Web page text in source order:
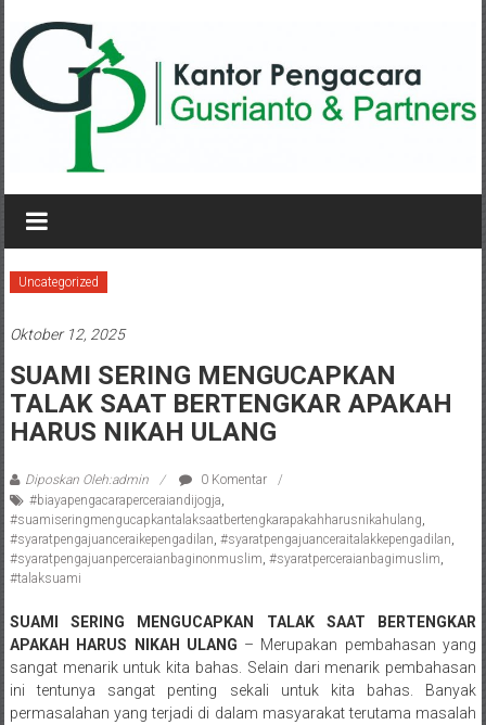
konten
KANTOR
PENGACARA
GUSRIANTO
&
PARTNERS
Kantor
Pengacara
/
Pengacara
Perceraian/
Advokat
/
Hukum
/
Konsultan
Hukum
Uncategorized
Oktober 12, 2025
SUAMI SERING MENGUCAPKAN
TALAK SAAT BERTENGKAR APAKAH
HARUS NIKAH ULANG
Diposkan Oleh:admin
0 Komentar
#biayapengacaraperceraiandijogja,
#suamiseringmengucapkantalaksaatbertengkarapakahharusnikahulang,
#syaratpengajuanceraikepengadilan, #syaratpengajuanceraitalakkepengadilan,
#syaratpengajuanperceraianbaginonmuslim, #syaratperceraianbagimuslim,
#talaksuami
SUAMI SERING MENGUCAPKAN TALAK SAAT BERTENGKAR
APAKAH HARUS NIKAH ULANG – Merupakan pembahasan yang
sangat menarik untuk kita bahas. Selain dari menarik pembahasan
ini tentunya sangat penting sekali untuk kita bahas. Banyak
permasalahan yang terjadi di dalam masyarakat terutama masalah